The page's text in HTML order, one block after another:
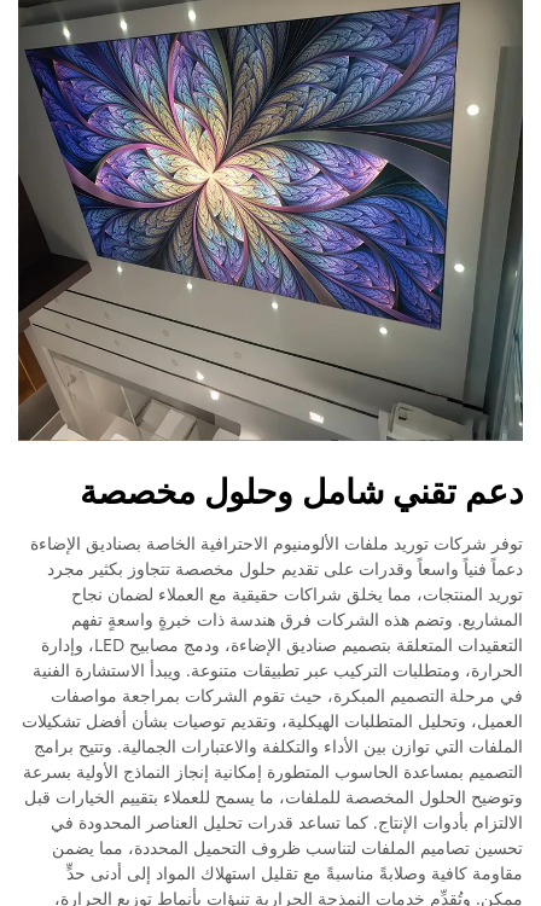
دعم تقني شامل وحلول مخصصة
توفر شركات توريد ملفات الألومنيوم الاحترافية الخاصة بصناديق الإضاءة
دعماً فنياً واسعاً وقدرات على تقديم حلول مخصصة تتجاوز بكثير مجرد
توريد المنتجات، مما يخلق شراكات حقيقية مع العملاء لضمان نجاح
المشاريع. وتضم هذه الشركات فرق هندسة ذات خبرةٍ واسعةٍ تفهم
التعقيدات المتعلقة بتصميم صناديق الإضاءة، ودمج مصابيح LED، وإدارة
الحرارة، ومتطلبات التركيب عبر تطبيقات متنوعة. ويبدأ الاستشارة الفنية
في مرحلة التصميم المبكرة، حيث تقوم الشركات بمراجعة مواصفات
العميل، وتحليل المتطلبات الهيكلية، وتقديم توصيات بشأن أفضل تشكيلات
الملفات التي توازن بين الأداء والتكلفة والاعتبارات الجمالية. وتتيح برامج
التصميم بمساعدة الحاسوب المتطورة إمكانية إنجاز النماذج الأولية بسرعة
وتوضيح الحلول المخصصة للملفات، ما يسمح للعملاء بتقييم الخيارات قبل
الالتزام بأدوات الإنتاج. كما تساعد قدرات تحليل العناصر المحدودة في
تحسين تصاميم الملفات لتناسب ظروف التحميل المحددة، مما يضمن
مقاومة كافية وصلابةً مناسبةً مع تقليل استهلاك المواد إلى أدنى حدٍّ
ممكن. وتُقدِّم خدمات النمذجة الحرارية تنبؤاتٍ بأنماط توزيع الحرارة،